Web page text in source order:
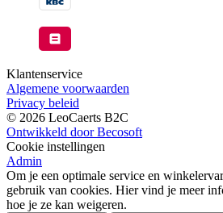
Klantenservice
Algemene voorwaarden
Privacy beleid
© 2026 LeoCaerts B2C
Ontwikkeld door Becosoft
Cookie instellingen
Admin
Om je een optimale service en
gebruik van cookies. Hier vind je meer
hoe je ze kan weigeren.